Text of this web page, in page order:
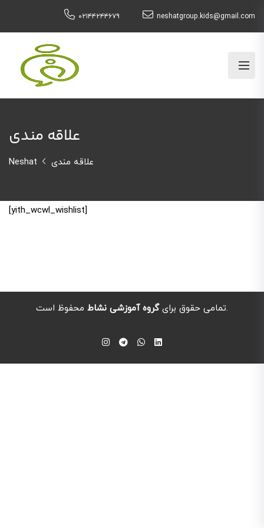
۰۲۱۴۴۲۴۴۶۷۹ neshatgroup.kids@gmail.com
علاقه مندی
Neshat علاقه مندی
[yith_wcwl_wishlist]
تمامی حقوق برایگروه آموزشی نشاط محفوظ است.